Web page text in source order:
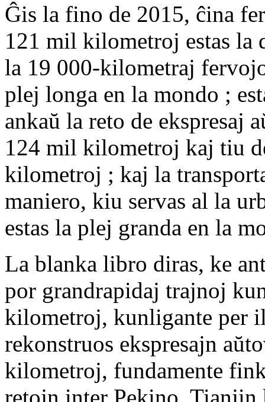
Ĝis la fino de 2015, ĉina
121 mil kilometroj estas la
la 19 000-kilometraj
plej longa en la mondo ;
ankaŭ la reto de ekspresaj
124 mil kilometroj kaj tiu
kilometroj ; kaj la
maniero, kiu servas al la
estas la plej granda en la
La blanka libro diras, ke
por grandrapidaj trajnoj
kilometroj, kunligante per
rekonstruos ekspresajn
kilometroj, fundamente
retojn inter Pekino,